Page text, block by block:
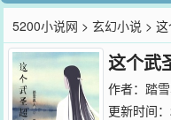
5200小说网 >玄幻小说 >
这个武
作者： 踏
更新时间